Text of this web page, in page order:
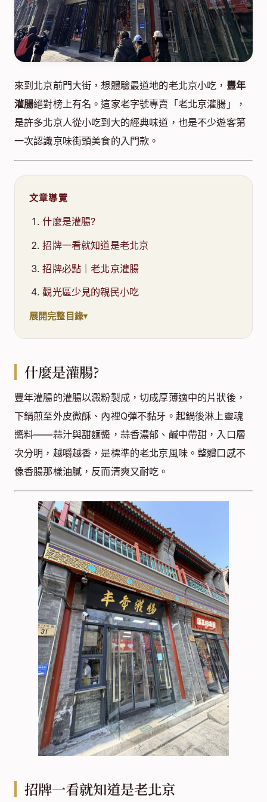
來到北京前門大街，想體驗最道地的老北京小吃， 豐年
灌腸絕對榜上有名。這家老字號專賣「老北京灌腸」，
是許多北京人從小吃到大的經典味道，也是不少遊客第
一次認識京味街頭美食的入門款。
文章導覽
什麼是灌腸?
招牌一看就知道是老北京
招牌必點｜老北京灌腸
觀光區少見的親民小吃
展開完整目錄
什麼是灌腸?
豐年灌腸的灌腸以澱粉製成，切成厚薄適中的片狀後，
下鍋煎至外皮微酥、內裡Q彈不黏牙。起鍋後淋上靈魂
醬料——蒜汁與甜麵醬，蒜香濃郁、鹹中帶甜，入口層
次分明，越嚼越香，是標準的老北京風味。整體口感不
像香腸那樣油膩，反而清爽又耐吃。
招牌一看就知道是老北京